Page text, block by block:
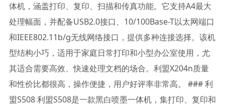
体机，涵盖打印、复印、扫描和传真功能。它支持A4最大
处理幅面，并配备USB2.0接口、10/100Base-T以太网端口
和IEEE802.11b/g无线网络接口，提供多种连接选择。该机
型结构小巧，适用于家庭日常打印和小型办公室使用，尤
其适合需要高效、快速处理文档的场合。利盟X204n质量
和性价比都很高，操作便捷，用户好评率非常高。 ### 利
盟S508 利盟S508是一款黑白喷墨一体机，集打印、复印和